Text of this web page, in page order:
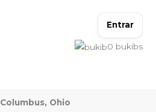
Entrar
0 bukibs
Columbus, Ohio